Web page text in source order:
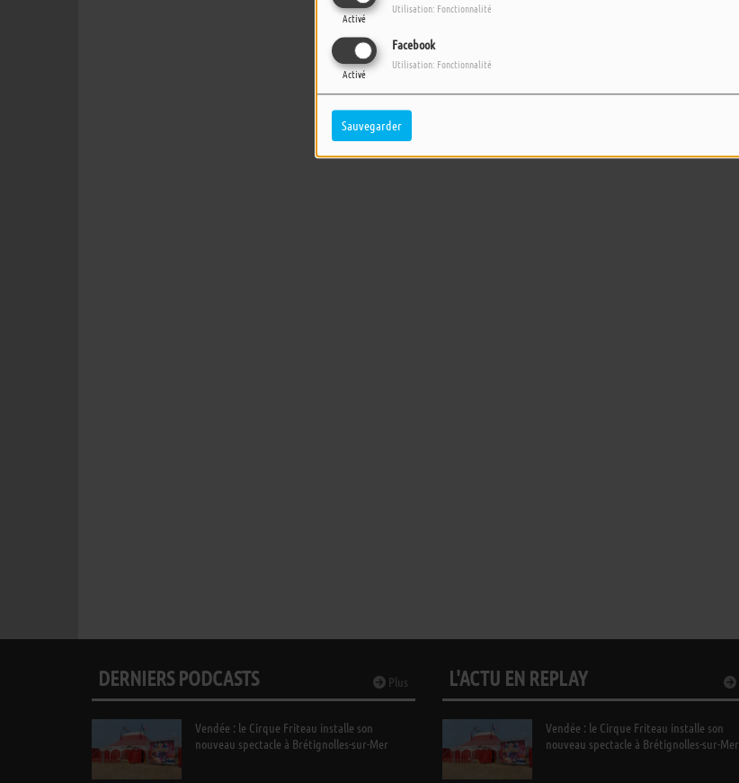
Activé
Utilisation: Fonctionnalité
Facebook
Activé
Utilisation: Fonctionnalité
Sauvegarder
Plus
DERNIERS PODCASTS
Vendée : le Cirque Friteau installe son
nouveau spectacle à Brétignolles-sur-Mer
L'ACTU EN REPLAY
Vendée : le Cirque Friteau installe son
nouveau spectacle à Brétignolles-sur-Mer